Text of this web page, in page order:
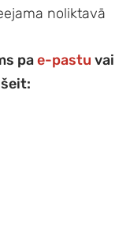
noliktavā
pae-pastu vai